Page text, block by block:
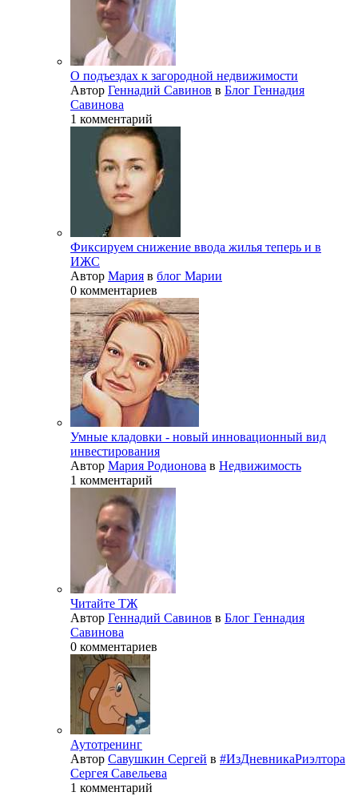
О подъездах к загородной недвижимости
Автор Геннадий Савинов в Блог Геннадия
Савинова
1 комментарий
Фиксируем снижение ввода жилья теперь и в
ИЖС
Автор Мария в блог Марии
0 комментариев
Умные кладовки - новый инновационный вид
инвестирования
Автор Мария Родионова в Недвижимость
1 комментарий
Читайте ТЖ
Автор Геннадий Савинов в Блог Геннадия
Савинова
0 комментариев
Аутотренинг
Автор Савушкин Сергей в #ИзДневникаРиэлтора
Сергея Савельева
1 комментарий